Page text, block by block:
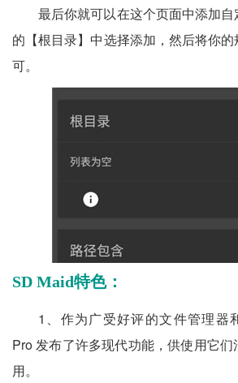
最后你就可以在这个页面中添加
的【根目录】中选择添加，然后将你
可。
SD Maid特色：
1、作为广受好评的文件管理器
Pro 发布了许多现代功能，供使用它
用。